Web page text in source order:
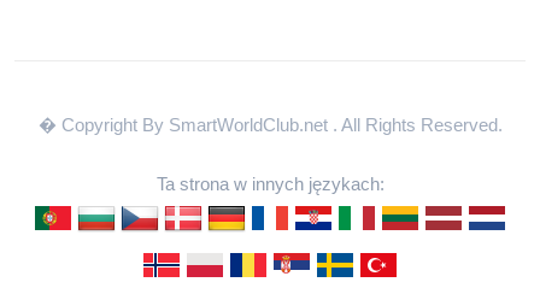
� Copyright By SmartWorldClub.net . All Rights Reserved.
Ta strona w innych językach: